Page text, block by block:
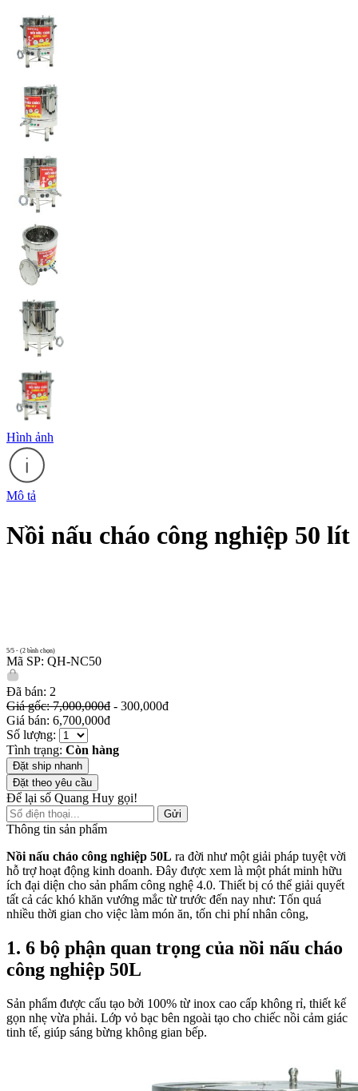
Hình ảnh
Mô tả
Nồi nấu cháo công nghiệp 50 lít
5/5 - (2 bình chọn)
Mã SP: QH-NC50
Đã bán: 2
Giá gốc: 7,000,000đ - 300,000đ
Giá bán: 6,700,000đ
Số lượng:
Tình trạng: Còn hàng
Đặt ship nhanh
Đặt theo yêu cầu
Để lại số Quang Huy gọi!
Gửi
Thông tin sản phẩm
Nồi nấu cháo công nghiệp 50L ra đời như một giải pháp tuyệt vời
hỗ trợ hoạt động kinh doanh. Đây được xem là một phát minh hữu
ích đại diện cho sản phẩm công nghệ 4.0. Thiết bị có thể giải quyết
tất cả các khó khăn vướng mắc từ trước đến nay như: Tốn quá
nhiều thời gian cho việc làm món ăn, tốn chi phí nhân công,
1. 6 bộ phận quan trọng của nồi nấu cháo
công nghiệp 50L
Sản phẩm được cấu tạo bởi 100% từ inox cao cấp không rỉ, thiết kế
gọn nhẹ vừa phải. Lớp vỏ bạc bên ngoài tạo cho chiếc nồi cảm giác
tinh tế, giúp sáng bừng không gian bếp.